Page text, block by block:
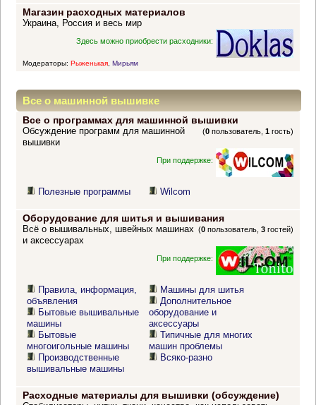
Магазин расходных материалов
Украина, Россия и весь мир
Здесь можно приобрести расходники:
Модераторы: Рыженькая, Мирьям
Все о машинной вышивке
Все о программах для машинной вышивки
(0 пользователь,1 гость)
Обсуждение программ для машинной
вышивки
При поддержке:
Полезные программы Wilcom
Оборудование для шитья и вышивания
(0 пользователь,3 гостей)
Всё о вышивальных, швейных машинах
и аксессуарах
При поддержке:
Правила, информация,
объявления
Бытовые вышивальные
машины
Бытовые
многоигольные машины
Производственные
вышивальные машины
Машины для шитья
Дополнительное
оборудование и
аксессуары
Типичные для многих
машин проблемы
Всяко-разно
Расходные материалы для вышивки (обсуждение)